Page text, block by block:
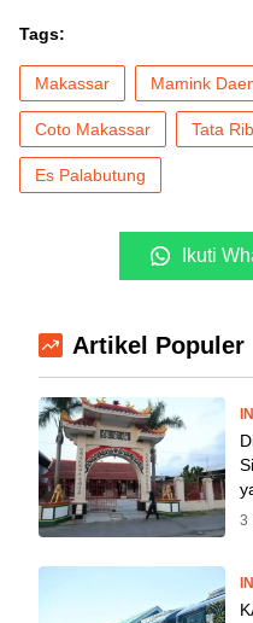
Tags:
Makassar Mamink
Coto Makassar Tata
Es Palabutung
Ikuti
Artikel Populer
3